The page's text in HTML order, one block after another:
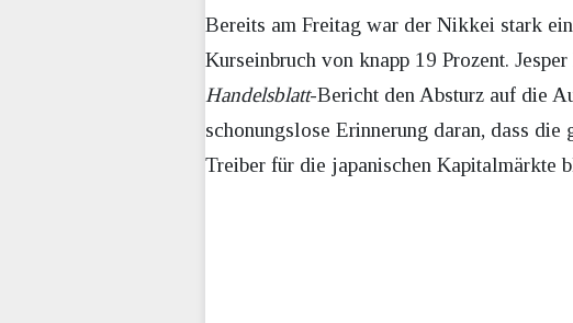
Bereits am Freitag war der Nikkei stark
Kurseinbruch von knapp 19 Prozent.
Handelsblatt-Bericht den Absturz auf die
schonungslose Erinnerung daran, dass
Treiber für die japanischen Kapitalmärkte